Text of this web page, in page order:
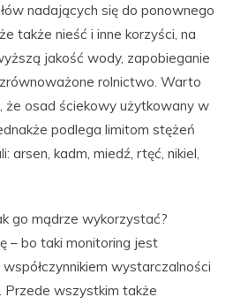
nadających się do ponownego
także nieść i inne korzyści, na
jakość wody, zapobieganie
rolnictwo. Warto
że osad ściekowy użytkowany w
podlega limitom stężeń
arsen, kadm, miedź, rtęć, nikiel,
go mądrze wykorzystać?
– bo taki monitoring jest
wystarczalności
Przede wszystkim także